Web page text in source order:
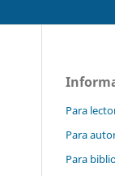
Para
Para
Para